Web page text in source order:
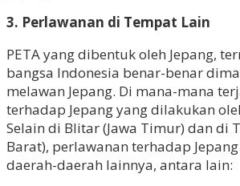
3. Perlawanan di Tempat Lain
PETA yang dibentuk oleh Jepang,
bangsa Indonesia benar-benar
melawan Jepang. Di mana-mana
terhadap Jepang yang dilakukan
Selain di Blitar (Jawa Timur) dan di
Barat), perlawanan terhadap
daerah-daerah lainnya, antara lain: